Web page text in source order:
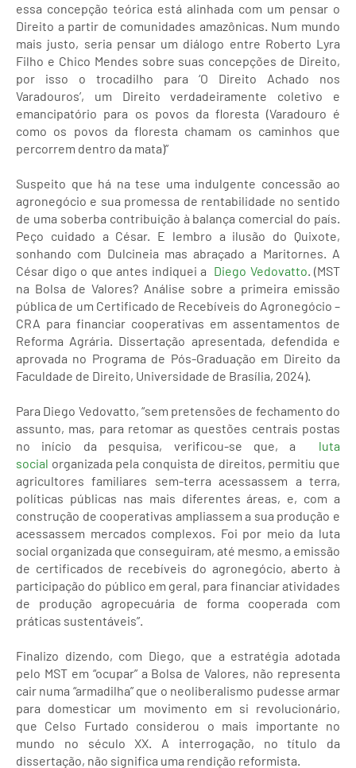
essa concepção teórica está alinhada com um pensar o
Direito a partir de comunidades amazônicas. Num mundo
mais justo, seria pensar um diálogo entre Roberto Lyra
Filho e Chico Mendes sobre suas concepções de Direito,
por isso o trocadilho para ‘O Direito Achado nos
Varadouros’, um Direito verdadeiramente coletivo e
emancipatório para os povos da floresta (Varadouro é
como os povos da floresta chamam os caminhos que
percorrem dentro da mata)”
Suspeito que há na tese uma indulgente concessão ao
agronegócio e sua promessa de rentabilidade no sentido
de uma soberba contribuição à balança comercial do país.
Peço cuidado a César. E lembro a ilusão do Quixote,
sonhando com Dulcineia mas abraçado a Maritornes. A
César digo o que antes indiquei a Diego Vedovatto. (MST
na Bolsa de Valores? Análise sobre a primeira emissão
pública de um Certificado de Recebíveis do Agronegócio –
CRA para financiar cooperativas em assentamentos de
Reforma Agrária. Dissertação apresentada, defendida e
aprovada no Programa de Pós-Graduação em Direito da
Faculdade de Direito, Universidade de Brasília, 2024).
Para Diego Vedovatto, “sem pretensões de fechamento do
assunto, mas, para retomar as questões centrais postas
no início da pesquisa, verificou-se que, a luta
social organizada pela conquista de direitos, permitiu que
agricultores familiares sem-terra acessassem a terra,
políticas públicas nas mais diferentes áreas, e, com a
construção de cooperativas ampliassem a sua produção e
acessassem mercados complexos. Foi por meio da luta
social organizada que conseguiram, até mesmo, a emissão
de certificados de recebíveis do agronegócio, aberto à
participação do público em geral, para financiar atividades
de produção agropecuária de forma cooperada com
práticas sustentáveis”.
Finalizo dizendo, com Diego, que a estratégia adotada
pelo MST em “ocupar” a Bolsa de Valores, não representa
cair numa “armadilha” que o neoliberalismo pudesse armar
para domesticar um movimento em si revolucionário,
que Celso Furtado considerou o mais importante no
mundo no século XX. A interrogação, no título da
dissertação, não significa uma rendição reformista.